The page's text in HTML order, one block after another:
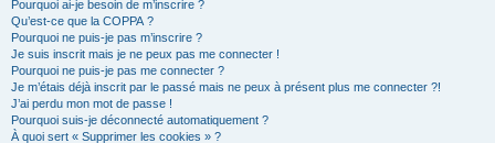
Pourquoi ai-je besoin de m’inscrire ?
Qu’est-ce que la COPPA ?
Pourquoi ne puis-je pas m’inscrire ?
Je suis inscrit mais je ne peux pas me connecter !
Pourquoi ne puis-je pas me connecter ?
Je m’étais déjà inscrit par le passé mais ne peux à présent plus me connecter ?!
J’ai perdu mon mot de passe !
Pourquoi suis-je déconnecté automatiquement ?
À quoi sert « Supprimer les cookies » ?